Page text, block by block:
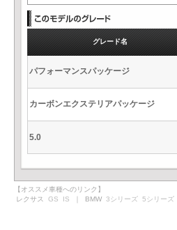
グレード名
パフォーマンスパッケージ
カーボンエクステリアパッケージ
5.0
【オススメ車種へのリンク】
レクサス GS IS ｜ BMW 3シリーズ 5シリーズ